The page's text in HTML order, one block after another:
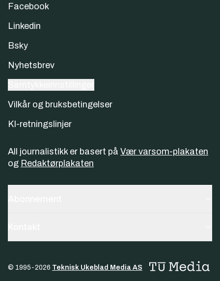
Facebook
Linkedin
Bsky
Nyhetsbrev
Vilkår og bruksbetingelser
KI-retningslinjer
All journalistikk er basert på Vær varsom-plakaten
og Redaktørplakaten
© 1995-2026 Teknisk Ukeblad Media AS